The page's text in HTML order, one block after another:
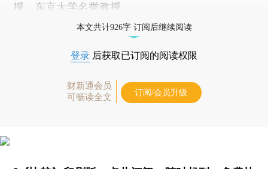
授，东京大学名誉教授。
本文共计926字 订阅后继续阅读
登录 后获取已订阅的阅读权限
财新通会员
可畅读全文
订阅/会员升级